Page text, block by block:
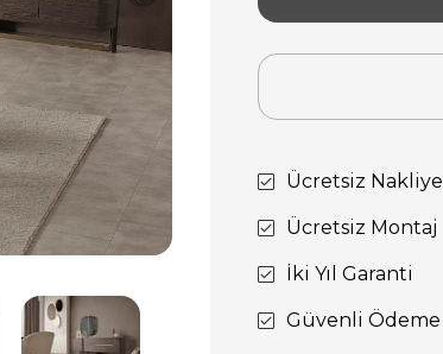
Ücretsiz Nakliye
Ücretsiz Montaj
İki Yıl Garanti
Güvenli Ödeme